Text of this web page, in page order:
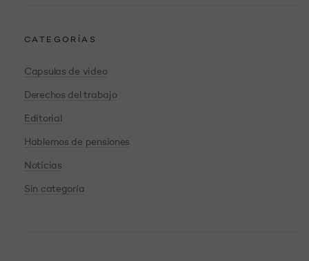
CATEGORÍAS
Capsulas de video
Derechos del trabajo
Editorial
Hablemos de pensiones
Noticias
Sin categoría